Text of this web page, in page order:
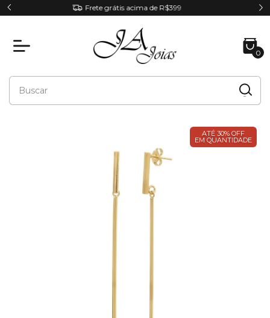
Parcele em até 6x sem juros
0
ATÉ 30% OFF
EM QUANTIDADE